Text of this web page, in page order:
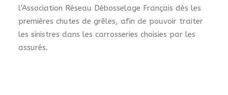
l’Association Réseau Débosselage Français dès les
premières chutes de grêles, afin de pouvoir traiter
les sinistres dans les carrosseries choisies par les
assurés.